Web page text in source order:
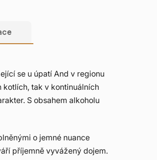
se u úpatí And v regionu
kotlích, tak v kontinuálních
S obsahem alkoholu
o jemné nuance
příjemně vyvážený dojem.